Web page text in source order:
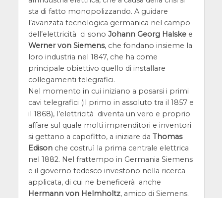
sta di fatto monopolizzando. A guidare
l’avanzata tecnologica germanica nel campo
dell’elettricità ci sono Johann Georg Halskee
Werner von Siemens, che fondano insieme la
loro industria nel 1847, che ha come
principale obiettivo quello di installare
collegamenti telegrafici.
Nel momento in cui iniziano a posarsi i primi
cavi telegrafici (il primo in assoluto tra il 1857 e
il 1868), l’elettricità diventa un vero e proprio
affare sul quale molti imprenditori e inventori
si gettano a capofitto, a iniziare da Thomas
Edisonche costruì la prima centrale elettrica
nel 1882. Nel frattempo in Germania Siemens
e il governo tedesco investono nella ricerca
applicata, di cui ne beneficerà anche
Hermann von Helmholtz, amico di Siemens.